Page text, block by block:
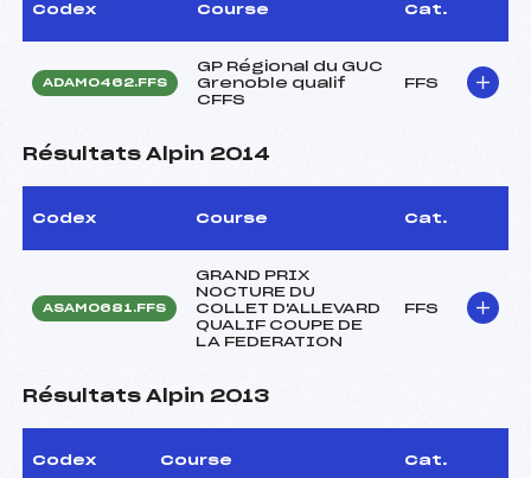
Codex Course Cat.
ADAM0462.FFS
GP Régional du GUC
Grenoble qualif
CFFS
FFS
Résultats Alpin 2014
Codex Course Cat.
ASAM0681.FFS
GRAND PRIX
NOCTURE DU
COLLET D'ALLEVARD
QUALIF COUPE DE
LA FEDERATION
FFS
Résultats Alpin 2013
Codex Course Cat.